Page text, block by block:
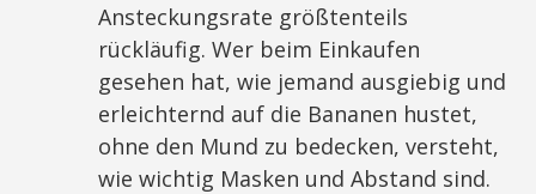
Ansteckungsrate größtenteils
rückläufig. Wer beim Einkaufen
gesehen hat, wie jemand ausgiebig und
erleichternd auf die Bananen hustet,
ohne den Mund zu bedecken, versteht,
wie wichtig Masken und Abstand sind.